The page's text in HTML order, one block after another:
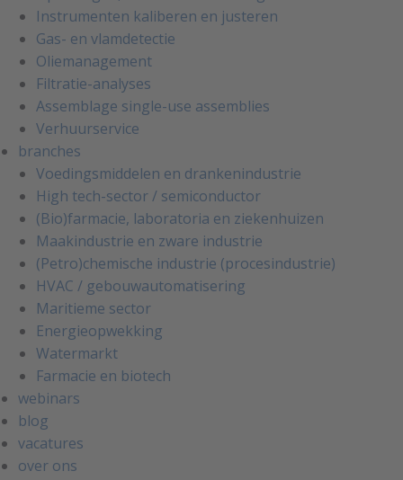
Instrumenten kaliberen en justeren
Gas- en vlamdetectie
Oliemanagement
Filtratie-analyses
Assemblage single-use assemblies
Verhuurservice
branches
Voedingsmiddelen en drankenindustrie
High tech-sector / semiconductor
(Bio)farmacie, laboratoria en ziekenhuizen
Maakindustrie en zware industrie
(Petro)chemische industrie (procesindustrie)
HVAC / gebouwautomatisering
Maritieme sector
Energieopwekking
Watermarkt
Farmacie en biotech
webinars
blog
vacatures
over ons